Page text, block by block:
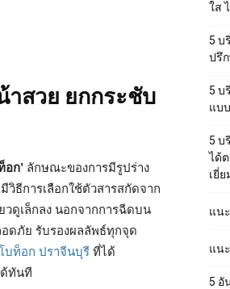
าสวย ยกกระชับ
อก’ ลักษณะของการมีรูปร่าง
ธีการเลือกใช้ตัวสารสกัดจาก
วดูเล็กลง นอกจากการฉีดบน
ดภัย รับรองผลลัพธ์ทุกจุด
บท็อก ปราจีนบุรี ที่ได้
ด้ทันที
ใส
5 บ
ปรึ
5 บ
แบ
5 บ
ได้
เยี่
แน
แน
5 อั